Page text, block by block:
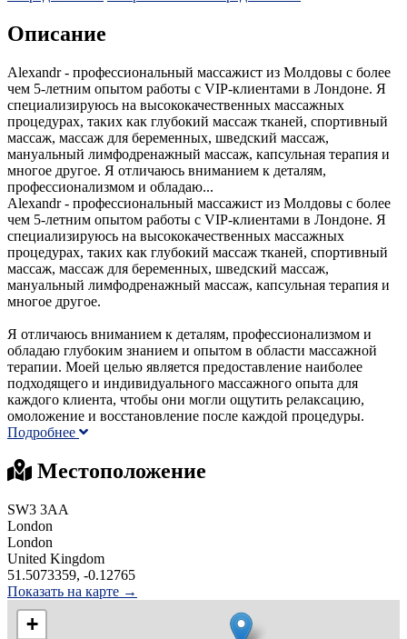
Описание
Alexandr - профессиональный массажист из Молдовы с более
чем 5-летним опытом работы с VIP-клиентами в Лондоне. Я
специализируюсь на высококачественных массажных
процедурах, таких как глубокий массаж тканей, спортивный
массаж, массаж для беременных, шведский массаж,
мануальный лимфодренажный массаж, капсульная терапия и
многое другое. Я отличаюсь вниманием к деталям,
профессионализмом и обладаю...
Alexandr - профессиональный массажист из Молдовы с более
чем 5-летним опытом работы с VIP-клиентами в Лондоне. Я
специализируюсь на высококачественных массажных
процедурах, таких как глубокий массаж тканей, спортивный
массаж, массаж для беременных, шведский массаж,
мануальный лимфодренажный массаж, капсульная терапия и
многое другое.
Я отличаюсь вниманием к деталям, профессионализмом и
обладаю глубоким знанием и опытом в области массажной
терапии. Моей целью является предоставление наиболее
подходящего и индивидуального массажного опыта для
каждого клиента, чтобы они могли ощутить релаксацию,
омоложение и восстановление после каждой процедуры.
Подробнее
Местоположение
SW3 3AA
London
London
United Kingdom
51.5073359, -0.12765
Показать на карте →
+